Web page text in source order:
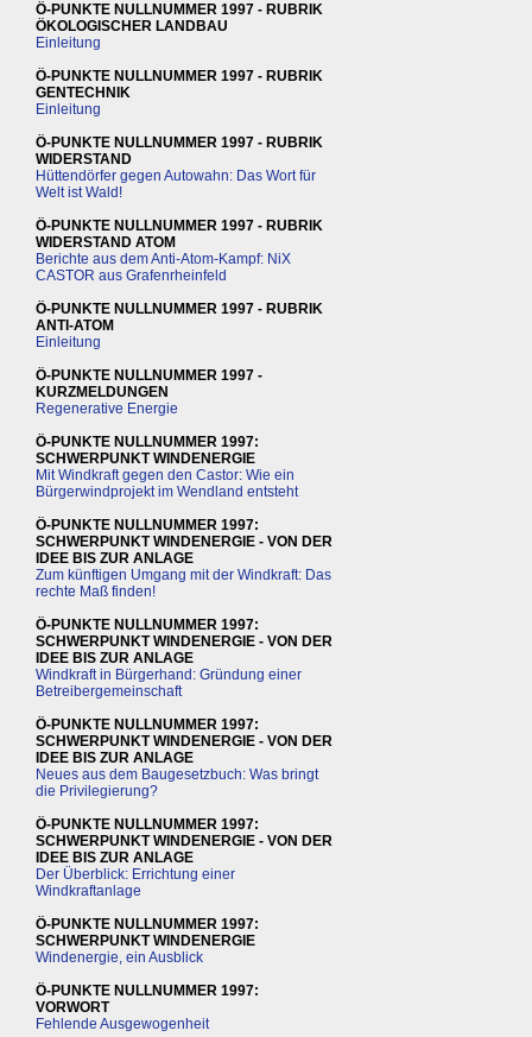
Ö-PUNKTE NULLNUMMER 1997 - RUBRIK
ÖKOLOGISCHER LANDBAU
Einleitung
Ö-PUNKTE NULLNUMMER 1997 - RUBRIK
GENTECHNIK
Einleitung
Ö-PUNKTE NULLNUMMER 1997 - RUBRIK
WIDERSTAND
Hüttendörfer gegen Autowahn: Das Wort für
Welt ist Wald!
Ö-PUNKTE NULLNUMMER 1997 - RUBRIK
WIDERSTAND ATOM
Berichte aus dem Anti-Atom-Kampf: NiX
CASTOR aus Grafenrheinfeld
Ö-PUNKTE NULLNUMMER 1997 - RUBRIK
ANTI-ATOM
Einleitung
Ö-PUNKTE NULLNUMMER 1997 -
KURZMELDUNGEN
Regenerative Energie
Ö-PUNKTE NULLNUMMER 1997:
SCHWERPUNKT WINDENERGIE
Mit Windkraft gegen den Castor: Wie ein
Bürgerwindprojekt im Wendland entsteht
Ö-PUNKTE NULLNUMMER 1997:
SCHWERPUNKT WINDENERGIE - VON DER
IDEE BIS ZUR ANLAGE
Zum künftigen Umgang mit der Windkraft: Das
rechte Maß finden!
Ö-PUNKTE NULLNUMMER 1997:
SCHWERPUNKT WINDENERGIE - VON DER
IDEE BIS ZUR ANLAGE
Windkraft in Bürgerhand: Gründung einer
Betreibergemeinschaft
Ö-PUNKTE NULLNUMMER 1997:
SCHWERPUNKT WINDENERGIE - VON DER
IDEE BIS ZUR ANLAGE
Neues aus dem Baugesetzbuch: Was bringt
die Privilegierung?
Ö-PUNKTE NULLNUMMER 1997:
SCHWERPUNKT WINDENERGIE - VON DER
IDEE BIS ZUR ANLAGE
Der Überblick: Errichtung einer
Windkraftanlage
Ö-PUNKTE NULLNUMMER 1997:
SCHWERPUNKT WINDENERGIE
Windenergie, ein Ausblick
Ö-PUNKTE NULLNUMMER 1997:
VORWORT
Fehlende Ausgewogenheit